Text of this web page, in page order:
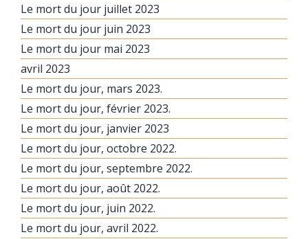
Le mort du jour juillet 2023
Le mort du jour juin 2023
Le mort du jour mai 2023
avril 2023
Le mort du jour, mars 2023.
Le mort du jour, février 2023.
Le mort du jour, janvier 2023
Le mort du jour, octobre 2022.
Le mort du jour, septembre 2022.
Le mort du jour, août 2022.
Le mort du jour, juin 2022.
Le mort du jour, avril 2022.